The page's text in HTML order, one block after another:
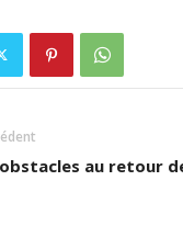
au retour